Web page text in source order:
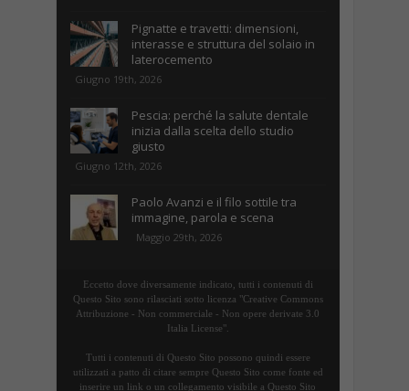
Pignatte e travetti: dimensioni,
interasse e struttura del solaio in
laterocemento
Giugno 19th, 2026
Pescia: perché la salute dentale
inizia dalla scelta dello studio
giusto
Giugno 12th, 2026
Paolo Avanzi e il filo sottile tra
immagine, parola e scena
Maggio 29th, 2026
Eccetto dove diversamente indicato, tutti i contenuti di
Questo Sito sono rilasciati sotto licenza "Creative Commons
Attribuzione - Non commerciale - Non opere derivate 3.0
Italia License".
Tutti i contenuti di Questo Sito possono quindi essere
utilizzati a patto di citare sempre Questo Sito come fonte ed
inserire un link o un collegamento visibile a Questo Sito